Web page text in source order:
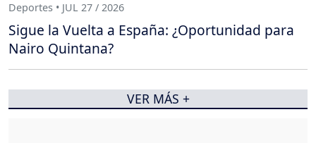
Deportes • JUL 27 / 2026
Sigue la Vuelta a España: ¿Oportunidad para
Nairo Quintana?
VER MÁS +